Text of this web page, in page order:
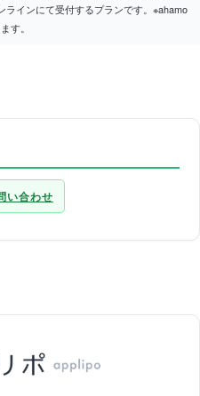
インにて受付するプランです。※ahamo
す。
い合わせ